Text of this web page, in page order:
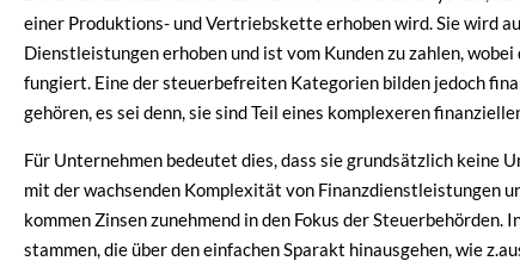
einer Produktions- und Vertriebskette erhoben wird. Sie wird
Dienstleistungen erhoben und ist vom Kunden zu zahlen,
fungiert. Eine der steuerbefreiten Kategorien bilden jedoch
gehören, es sei denn, sie sind Teil eines komplexeren
Für Unternehmen bedeutet dies, dass sie grundsätzlich keine
mit der wachsenden Komplexität von Finanzdienstleistungen
kommen Zinsen zunehmend in den Fokus der Steuerbehörden.
stammen, die über den einfachen Sparakt hinausgehen, wie